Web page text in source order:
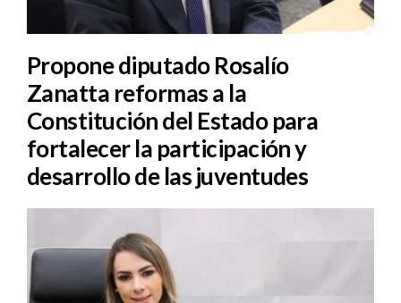
Propone diputado Rosalío
Zanatta reformas a la
Constitución del Estado para
fortalecer la participación y
desarrollo de las juventudes